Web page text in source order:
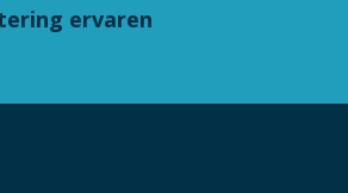
ervaren